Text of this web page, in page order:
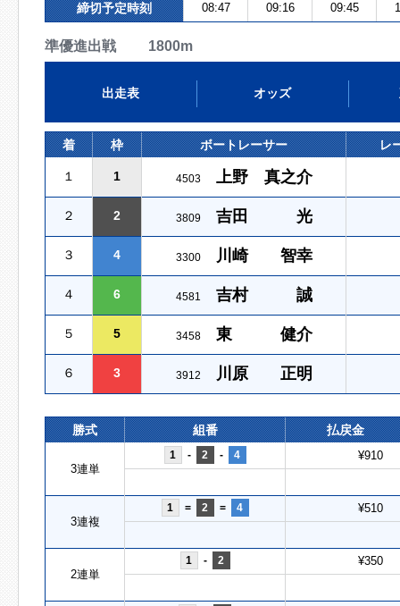
締切予定時刻 08:47 09:16 09:45
準優進出戦 1800m
出走表 オッズ
着 枠 ボートレーサー レ
１ 1 4503 上野 真之介
２ 2 3809 吉田 光
３ 4 3300 川崎 智幸
４ 6 4581 吉村 誠
５ 5 3458 東 健介
６ 3 3912 川原 正明
勝式 組番 払戻金
3連単
1 - 2 - 4 ¥910
3連複
1 = 2 = 4 ¥510
2連単
1 - 2 ¥350